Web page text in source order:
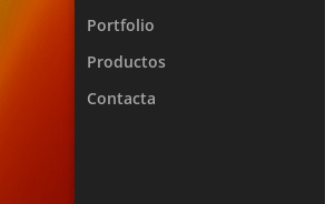
Portfolio
Productos
Contacta